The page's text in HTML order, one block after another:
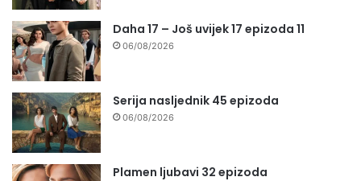
Daha 17 – Još uvijek 17 epizoda 11
06/08/2026
Serija nasljednik 45 epizoda
06/08/2026
Plamen ljubavi 32 epizoda